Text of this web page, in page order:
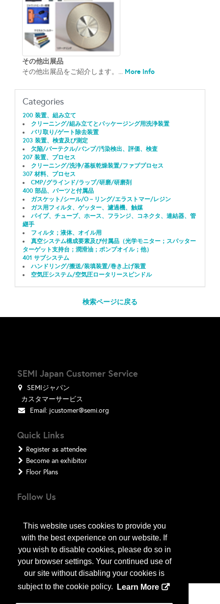
This website uses cookies to provide you
with the best experience on our website. If
you wish to disable cookies, please do so in
your browser settings. Your continued use of
our site without disabling your cookies is
subject to the cookie policy.
Learn More
その他出展品
その他出展品をご紹介します。... More Info
Categories
200 装置、組み立て
クリーニング/組み立てとパッケージング用洗浄装置
バリ取り/ゲート除去装置
203 装置、検査及び測定
欠陥/パーテクル/バンプ/汚染検出、評価、検査
207 装置、プロセス
クリーニング/洗浄/基板乾燥装置/ファブプロセス
307 材料、プロセス
CMP/グラインド/ラップ/研磨/研磨剤
400 部品、パーツと付属品
ガスケット/シール/O－リング/エラストマー/レジン
ガス用フィルタ、ゲッター、濾過機、触媒
パイプ、チューブ、ホース、フランジ、コネクタ、連結器、管
継手
フィルタ；液体、オイル用
真空システム構成要素及び付属品（光学モニター；スパッター
ターゲット支持台；潤滑油；ポンプオイル；他）
401 サブシステム
ハンドリング/搬送/装填装置/巻き上げ装置
空気圧システム/空気圧ロータリースピンドル
検索ページに戻る
SEMI Japan Customer Service
SEMIジャパン
カスタマーサービス
Email: jcustomer@semi.org
Quick Links
Register as attendee
Become an exhibitor
Floor Plans
Follow Us